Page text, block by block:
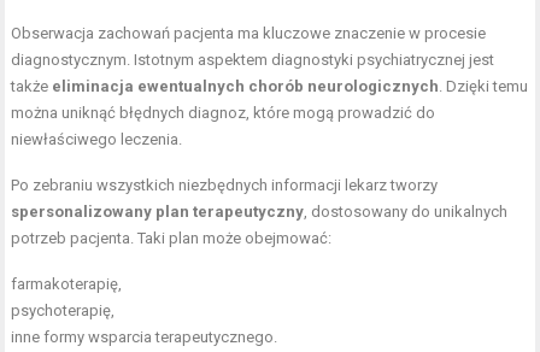
Obserwacja zachowań pacjenta ma kluczowe znaczenie w procesie
diagnostycznym. Istotnym aspektem diagnostyki psychiatrycznej jest
także eliminacja ewentualnych chorób neurologicznych. Dzięki temu
można uniknąć błędnych diagnoz, które mogą prowadzić do
niewłaściwego leczenia.
Po zebraniu wszystkich niezbędnych informacji lekarz tworzy
spersonalizowany plan terapeutyczny, dostosowany do unikalnych
potrzeb pacjenta. Taki plan może obejmować:
farmakoterapię,
psychoterapię,
inne formy wsparcia terapeutycznego.